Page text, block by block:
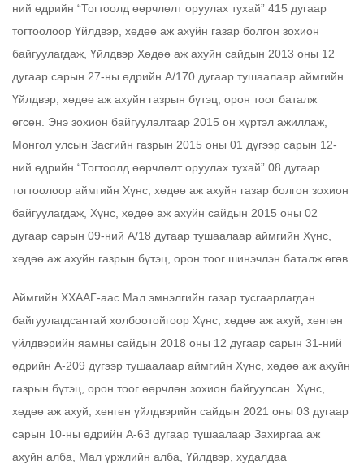
ний өдрийн “Тогтоолд өөрчлөлт оруулах тухай” 415 дугаар
тогтоолоор Үйлдвэр, хөдөө аж ахуйн газар болгон зохион
байгуулагдаж, Үйлдвэр Хөдөө аж ахуйн сайдын 2013 оны 12
дугаар сарын 27-ны өдрийн А/170 дугаар тушаалаар аймгийн
Үйлдвэр, хөдөө аж ахуйн газрын бүтэц, орон тоог баталж
өгсөн. Энэ зохион байгуулалтаар 2015 он хүртэл ажиллаж,
Монгол улсын Засгийн газрын 2015 оны 01 дүгээр сарын 12-
ний өдрийн “Тогтоолд өөрчлөлт оруулах тухай” 08 дугаар
тогтоолоор аймгийн Хүнс, хөдөө аж ахуйн газар болгон зохион
байгуулагдаж, Хүнс, хөдөө аж ахуйн сайдын 2015 оны 02
дугаар сарын 09-ний А/18 дугаар тушаалаар аймгийн Хүнс,
хөдөө аж ахуйн газрын бүтэц, орон тоог шинэчлэн баталж өгөв.
Аймгийн ХХААГ-аас Мал эмнэлгийн газар тусгаарлагдан
байгуулагдсантай холбоотойгоор Хүнс, хөдөө аж ахуй, хөнгөн
үйлдвэрийн яамны сайдын 2018 оны 12 дугаар сарын 31-ний
өдрийн А-209 дүгээр тушаалаар аймгийн Хүнс, хөдөө аж ахуйн
газрын бүтэц, орон тоог өөрчлөн зохион байгуулсан. Хүнс,
хөдөө аж ахуй, хөнгөн үйлдвэрийн сайдын 2021 оны 03 дугаар
сарын 10-ны өдрийн А-63 дугаар тушаалаар Захиргаа аж
ахуйн алба, Мал үржлийн алба, Үйлдвэр, худалдаа